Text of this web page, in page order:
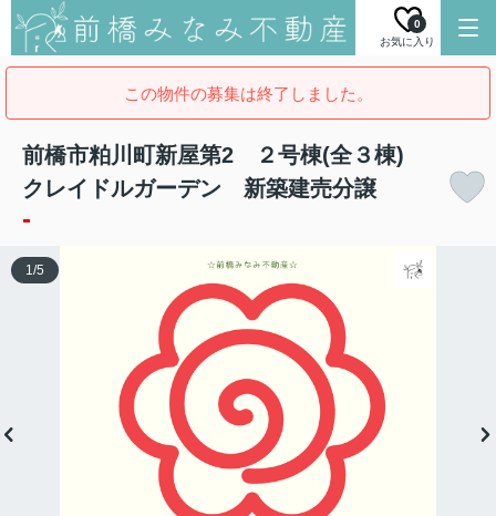
お気に入り
0
この物件の募集は終了しました。
前橋市粕川町新屋第2 ２号棟(全３棟)
クレイドルガーデン 新築建売分譲
-
1/5